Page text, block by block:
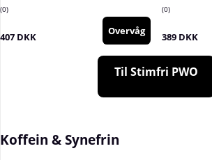
0
407 DKK Overvåg
0
389 DKK
Til Stimfri PWO
Koffein & Synefrin